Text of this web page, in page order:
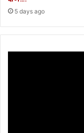
5 days ago